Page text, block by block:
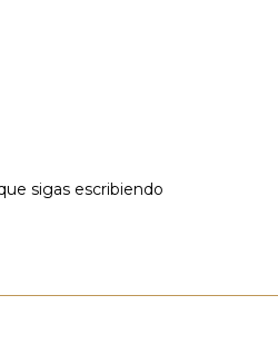
sigas escribiendo